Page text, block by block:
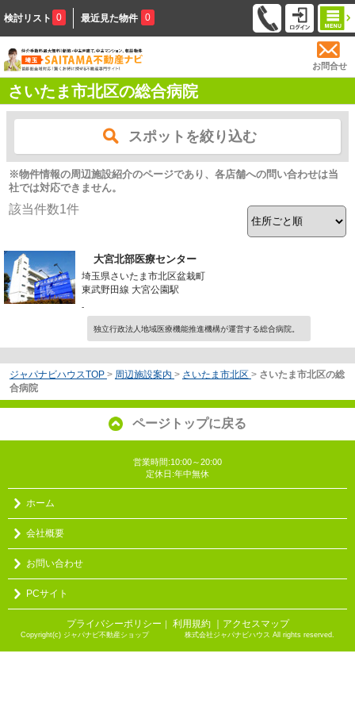
検討リスト 0 最近見た物件 0
お問合せ
さいたま市北区の総合病院
スポットを絞り込む
※物件情報の周辺施設紹介のページであり、各店舗への問い合わせは当
社では対応できません。
該当件数1件
大宮北部医療センター
埼玉県さいたま市北区盆栽町
東武野田線 大宮公園駅
-
独立行政法人地域医療機能推進機構が運営する総合病院。
ジャパナビハウスTOP > 周辺施設案内 > さいたま市北区 > さいたま市北区の総
合病院
ページトップに戻る
営業時間:10:00～20:00
定休日:年中無休
ホーム
会社概要
お問い合わせ
PCサイト
プライバシーポリシー ｜ 利用規約 ｜アクセスマップ
Copyright(c) ジャパナビ不動産ショップ 株式会社ジャパナビハウス All rights reserved.